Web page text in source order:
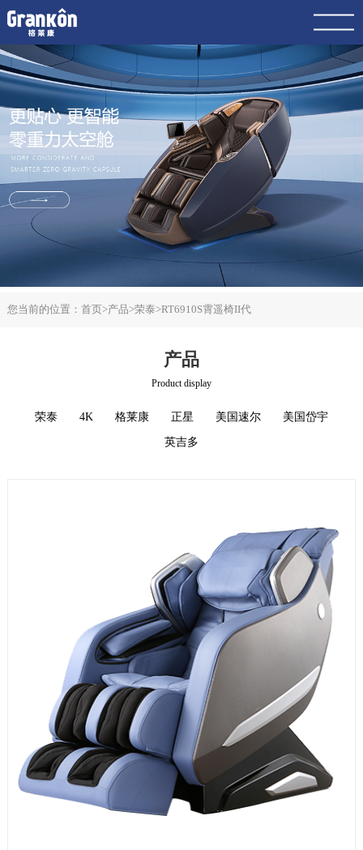
网站首页
品牌
荣泰
4K
产品
动态
联系
您当前的位置： 首页>产品>荣泰>RT6910S霄遥椅II代
产品
Product display
荣泰 4K 格莱康 正星 美国速尔 美国岱宇
英吉多